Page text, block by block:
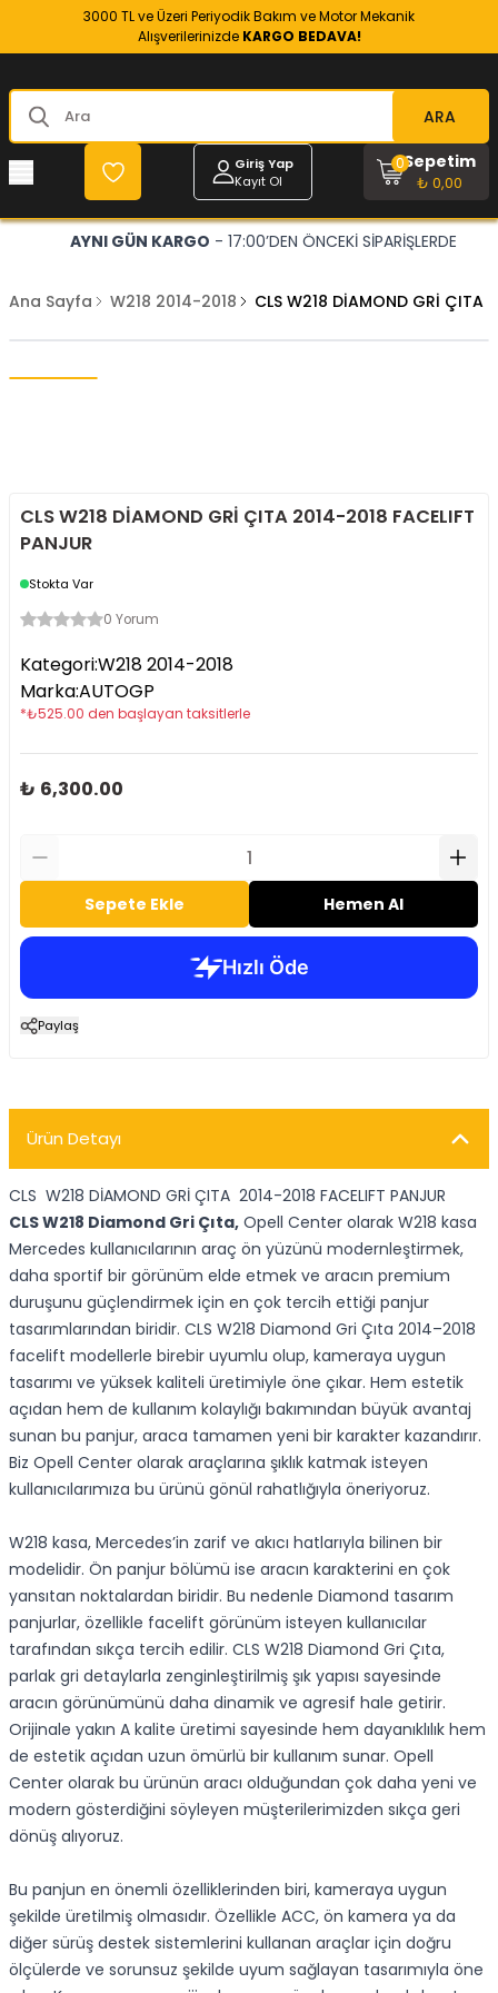
3000 TL ve Üzeri Periyodik Bakım ve Motor Mekanik
Alışverilerinizde KARGO BEDAVA!
ARA
Giriş Yap
Kayıt Ol
Sepetim
₺ 0,00
0
AYNI GÜN KARGO - 17:00’DEN ÖNCEKİ SİPARİŞLERDE
Ana Sayfa W218 2014-2018 CLS W218 DİAMOND GRİ ÇITA
CLS W218 DİAMOND GRİ ÇITA 2014-2018 FACELIFT
PANJUR
Stokta Var
0 Yorum
Kategori:W218 2014-2018
Marka:AUTOGP
*₺525.00 den başlayan taksitlerle
₺ 6,300.00
Sepete Ekle Hemen Al
Paylaş
Ürün Detayı
CLS W218 DİAMOND GRİ ÇITA 2014-2018 FACELIFT PANJUR
CLS W218 Diamond Gri Çıta, Opell Center olarak W218 kasa
Mercedes kullanıcılarının araç ön yüzünü modernleştirmek,
daha sportif bir görünüm elde etmek ve aracın premium
duruşunu güçlendirmek için en çok tercih ettiği panjur
tasarımlarından biridir. CLS W218 Diamond Gri Çıta 2014–2018
facelift modellerle birebir uyumlu olup, kameraya uygun
tasarımı ve yüksek kaliteli üretimiyle öne çıkar. Hem estetik
açıdan hem de kullanım kolaylığı bakımından büyük avantaj
sunan bu panjur, araca tamamen yeni bir karakter kazandırır.
Biz Opell Center olarak araçlarına şıklık katmak isteyen
kullanıcılarımıza bu ürünü gönül rahatlığıyla öneriyoruz.
W218 kasa, Mercedes’in zarif ve akıcı hatlarıyla bilinen bir
modelidir. Ön panjur bölümü ise aracın karakterini en çok
yansıtan noktalardan biridir. Bu nedenle Diamond tasarım
panjurlar, özellikle facelift görünüm isteyen kullanıcılar
tarafından sıkça tercih edilir. CLS W218 Diamond Gri Çıta,
parlak gri detaylarla zenginleştirilmiş şık yapısı sayesinde
aracın görünümünü daha dinamik ve agresif hale getirir.
Orijinale yakın A kalite üretimi sayesinde hem dayanıklılık hem
de estetik açıdan uzun ömürlü bir kullanım sunar. Opell
Center olarak bu ürünün aracı olduğundan çok daha yeni ve
modern gösterdiğini söyleyen müşterilerimizden sıkça geri
dönüş alıyoruz.
Bu panjun en önemli özelliklerinden biri, kameraya uygun
şekilde üretilmiş olmasıdır. Özellikle ACC, ön kamera ya da
diğer sürüş destek sistemlerini kullanan araçlar için doğru
ölçülerde ve sorunsuz şekilde uyum sağlayan tasarımıyla öne